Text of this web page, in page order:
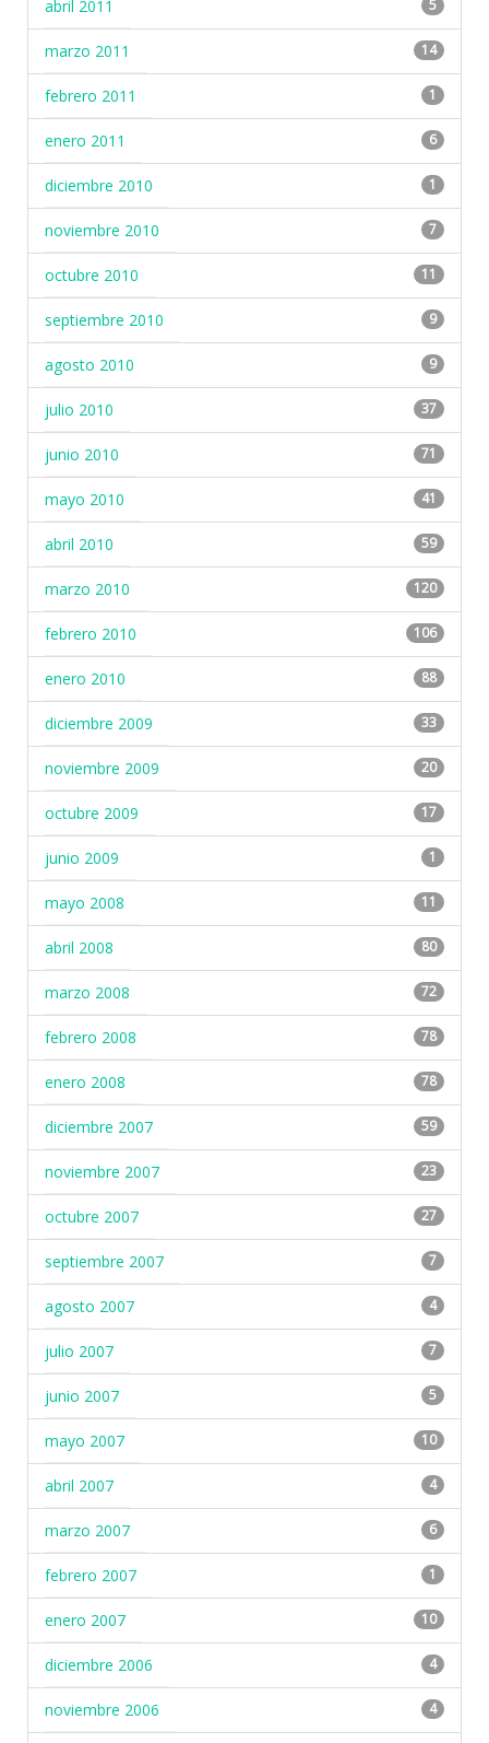
abril 2011 5
marzo 2011 14
febrero 2011 1
enero 2011 6
diciembre 2010 1
noviembre 2010 7
octubre 2010 11
septiembre 2010 9
agosto 2010 9
julio 2010 37
junio 2010 71
mayo 2010 41
abril 2010 59
marzo 2010 120
febrero 2010 106
enero 2010 88
diciembre 2009 33
noviembre 2009 20
octubre 2009 17
junio 2009 1
mayo 2008 11
abril 2008 80
marzo 2008 72
febrero 2008 78
enero 2008 78
diciembre 2007 59
noviembre 2007 23
octubre 2007 27
septiembre 2007 7
agosto 2007 4
julio 2007 7
junio 2007 5
mayo 2007 10
abril 2007 4
marzo 2007 6
febrero 2007 1
enero 2007 10
diciembre 2006 4
noviembre 2006 4